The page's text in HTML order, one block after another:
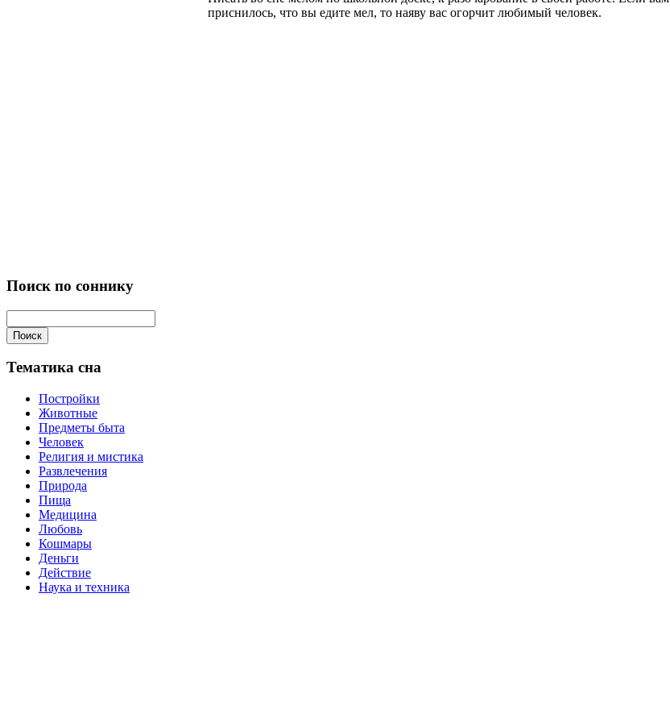
приснилось, что вы едите мел, то наяву вас огорчит любимый человек.
Поиск по соннику
Поиск
Тематика сна
Постройки
Животные
Предметы быта
Человек
Религия и мистика
Развлечения
Природа
Пища
Медицина
Любовь
Кошмары
Деньги
Действие
Наука и техника